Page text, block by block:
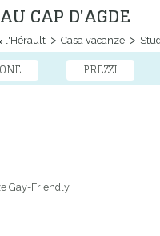
CAP D'AGDE
l'Hérault Casa vacanze
PREZZI
Gay-Friendly